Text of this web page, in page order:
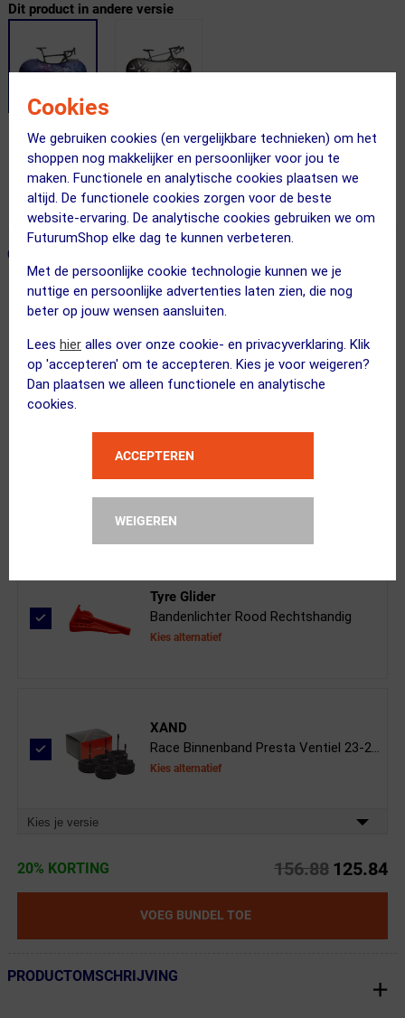
Cookies
We gebruiken cookies (en vergelijkbare technieken) om het
shoppen nog makkelijker en persoonlijker voor jou te
maken. Functionele en analytische cookies plaatsen we
altijd. De functionele cookies zorgen voor de beste
website-ervaring. De analytische cookies gebruiken we om
FuturumShop elke dag te kunnen verbeteren.
Met de persoonlijke cookie technologie kunnen we je
nuttige en persoonlijke advertenties laten zien, die nog
beter op jouw wensen aansluiten.
Lees hier alles over onze cookie- en privacyverklaring. Klik
op 'accepteren' om te accepteren. Kies je voor weigeren?
Dan plaatsen we alleen functionele en analytische
cookies.
ACCEPTEREN
WEIGEREN
Dit product in andere versie
Gratis bezorging & retourneren
Voor 23:00 uur besteld, morgen in huis
365 dagen retourrecht
← Terug naar productnavigatie
ONZE AANBEVOLEN COMBINATIE
Velosock
Bike Cover Galaxy Paars/Blauw
XAND
Tyre Glider
Bandenlichter Rood Rechtshandig
Kies alternatief
XAND
Race Binnenband Presta Ventiel 23-2...
Kies alternatief
Kies je versie
20% KORTING 156.88 125.84
VOEG BUNDEL TOE
← Terug naar productnavigatie
PRODUCTOMSCHRIJVING